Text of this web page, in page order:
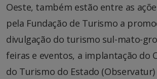
Oeste, também estão entre as
pela Fundação de Turismo a
divulgação do turismo sul-mato-
feiras e eventos, a implantação do
do Turismo do Estado